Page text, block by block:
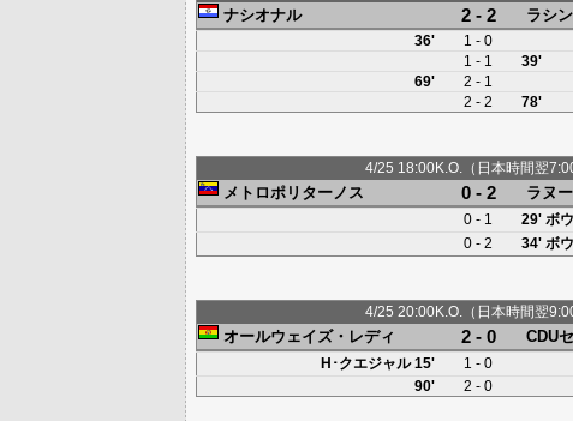
ナシオナル 2 - 2 ラシ
36'
1 - 0
1 - 1
39'
69'
2 - 1
2 - 2
78'
4/25 18:00K.O.（日本時間翌7:00
メトロポリターノス 0 - 2 ラヌ
0 - 1 29' ボウ
0 - 2
34' ボウ
4/25 20:00K.O.（日本時間翌9:00
オールウェイズ・レディ 2 - 0 CDU
H･クエジャル15'
1 - 0
90'
2 - 0